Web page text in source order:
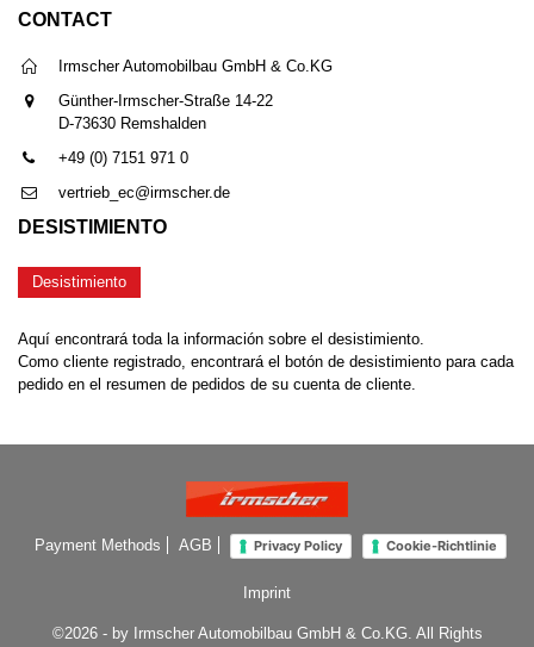
CONTACT
Irmscher Automobilbau GmbH & Co.KG
Günther-Irmscher-Straße 14-22
D-73630 Remshalden
+49 (0) 7151 971 0
vertrieb_ec@irmscher.de
DESISTIMIENTO
Desistimiento
Aquí encontrará toda la información sobre el desistimiento.
Como cliente registrado, encontrará el botón de desistimiento para cada
pedido en el resumen de pedidos de su cuenta de cliente.
Payment Methods AGB Privacy Policy Cookie-Richtlinie
Imprint
©2026 - by Irmscher Automobilbau GmbH & Co.KG. All Rights